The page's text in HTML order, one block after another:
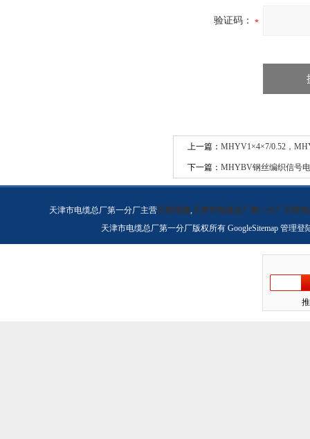
验证码：
上一篇： MHYV1×4×7/0.52，
下一篇： MHYBV钢丝编织信号
天津市电缆总厂第一分厂主营天联电缆,天津市电缆总厂第一分厂天联电
天津市电缆总厂第一分厂版权所有 GoogleSitemap 管理登